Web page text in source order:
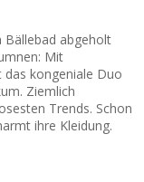
abgeholt
Mit
das kongeniale Duo
Ziemlich
Trends. Schon
ihre Kleidung.